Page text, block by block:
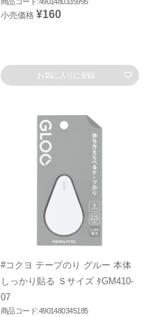
小売価格 ¥160
お気に入りに登録
#コクヨ テープのり グルー 本体
しっかり貼る Ｓサイズ ﾀGM410-
07
商品コード:4901480345185